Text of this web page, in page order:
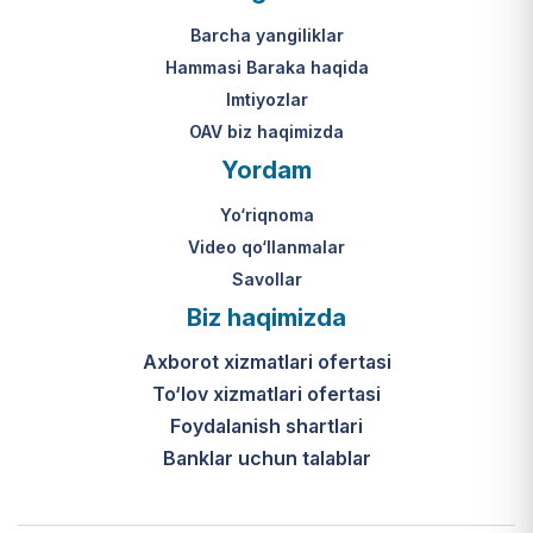
Mahkamasining 2024-yil 31-maydagi
313-son qarori.
yakuniy qaror qabul qilinishi 10 ish
kuni ichida amalga oshiriladi.
К какому виду помощи
относится услуга по
установке пандуса?
эта услуга входит в перечень
мер по адаптации жилищно-
бытовых условий лиц,
уходе, для создания
безбарьерной среды.
Barcha yangiliklar
Hammasi Baraka haqida
Imtiyozlar
OAV biz haqimizda
Yordam
Yo‘riqnoma
Video qo‘llanmalar
Savollar
Biz haqimizda
Axborot xizmatlari ofertasi
To‘lov xizmatlari ofertasi
Foydalanish shartlari
Banklar uchun talablar